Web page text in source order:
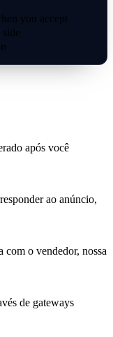
you accept
após você
ao anúncio,
com o vendedor, nossa
de gateways